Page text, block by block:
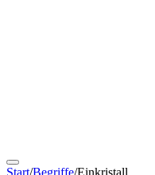
Start/Begriffe/Einkristall